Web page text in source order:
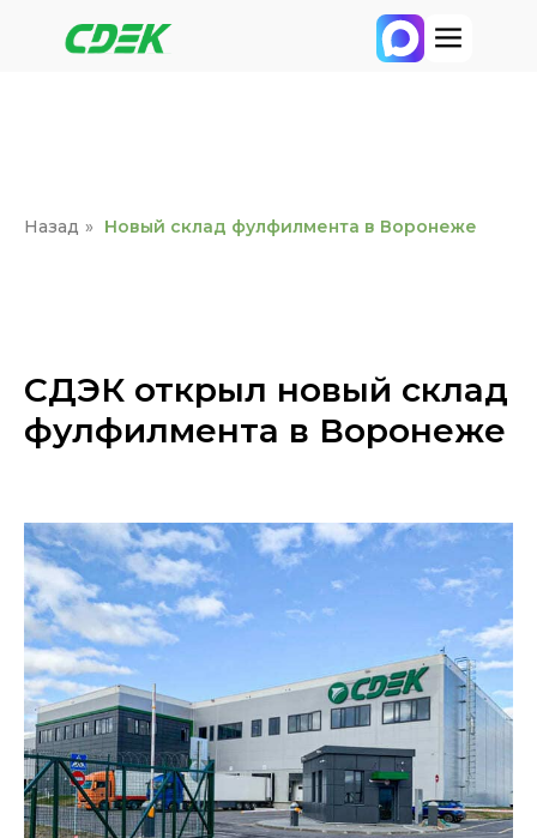
Назад » Новый склад фулфилмента в Воронеже
СДЭК открыл новый склад
фулфилмента в Воронеже